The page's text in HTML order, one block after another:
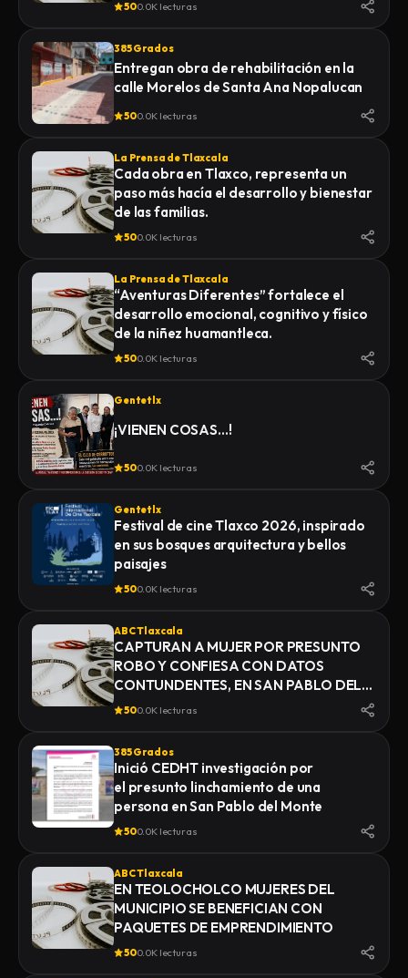
500.0K lecturas
385 Grados
Entregan obra de rehabilitación en la
calle Morelos de Santa Ana Nopalucan
500.0K lecturas
La Prensa de Tlaxcala
Cada obra en Tlaxco, representa un
paso más hacía el desarrollo y bienestar
de las familias.
500.0K lecturas
La Prensa de Tlaxcala
“Aventuras Diferentes” fortalece el
desarrollo emocional, cognitivo y físico
de la niñez huamantleca.
500.0K lecturas
Gentetlx
¡VIENEN COSAS…!
500.0K lecturas
Gentetlx
Festival de cine Tlaxco 2026, inspirado
en sus bosques arquitectura y bellos
paisajes
500.0K lecturas
ABC Tlaxcala
CAPTURAN A MUJER POR PRESUNTO
ROBO Y CONFIESA CON DATOS
CONTUNDENTES, EN SAN PABLO DEL
MONTE
500.0K lecturas
385 Grados
Inició CEDHT investigación por
el presunto linchamiento de una
500.0K lecturas
ABC Tlaxcala
EN TEOLOCHOLCO MUJERES DEL
MUNICIPIO SE BENEFICIAN CON
PAQUETES DE EMPRENDIMIENTO
500.0K lecturas